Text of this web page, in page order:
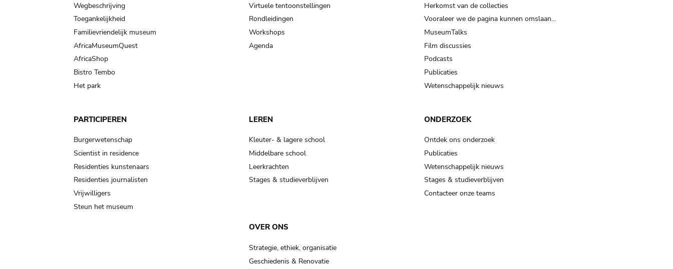
Wegbeschrijving
Toegankelijkheid
Familievriendelijk museum
AfricaMuseumQuest
AfricaShop
Bistro Tembo
Het park
Virtuele tentoonstellingen
Rondleidingen
Workshops
Agenda
Herkomst van de collecties
Vooraleer we de pagina kunnen omslaan…
MuseumTalks
Film discussies
Podcasts
Publicaties
Wetenschappelijk nieuws
PARTICIPEREN
Burgerwetenschap
Scientist in residence
Residenties kunstenaars
Residenties journalisten
Vrijwilligers
Steun het museum
LEREN
Kleuter- & lagere school
Middelbare school
Leerkrachten
Stages & studieverblijven
ONDERZOEK
Ontdek ons onderzoek
Publicaties
Wetenschappelijk nieuws
Stages & studieverblijven
Contacteer onze teams
OVER ONS
Strategie, ethiek, organisatie
Geschiedenis & Renovatie